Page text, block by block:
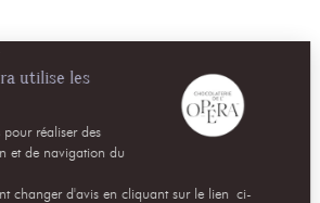
utilise les
pour réaliser des
et de navigation du
changer d'avis en cliquant sur le lien ci-